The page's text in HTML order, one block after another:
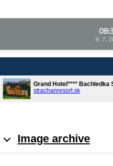
8. 7.
Grand Hotel**** Bachledka
strachanresort.sk
Image archive